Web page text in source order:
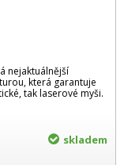
nejaktuálnější
která garantuje
tak laserové myši.
skladem